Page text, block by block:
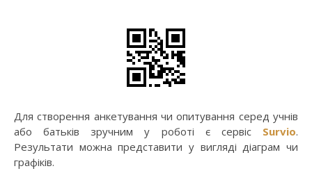
Для створення анкетування чи опитування серед учнів
або батьків зручним у роботі є сервіс Survio.
Результати можна представити у вигляді діаграм чи
графіків.